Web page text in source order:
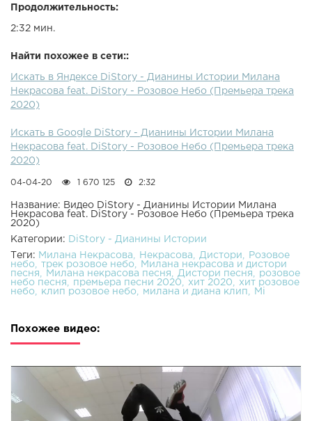
Продолжительность:
2:32 мин.
Найти похожее в сети::
Искать в Яндексе DiStory - Дианины Истории Милана
Некрасова feat. DiStory - Розовое Небо (Премьера трека
2020)
Искать в Google DiStory - Дианины Истории Милана
Некрасова feat. DiStory - Розовое Небо (Премьера трека
2020)
04-04-20 1 670 125 2:32
Название: Видео DiStory - Дианины Истории Милана
Некрасова feat. DiStory - Розовое Небо (Премьера трека
2020)
Категории:
DiStory - Дианины Истории
Теги: Милана Некрасова Некрасова Дистори
Розовое
небо
трек розовое небо
Милана некрасова и дистори
песня
Милана некрасова песня Дистори песня
розовое
небо песня
премьера песни 2020 хит 2020
хит розовое
небо
клип розовое небо милана и диана клип Mi
Похожее видео: